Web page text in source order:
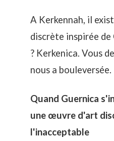
A Kerkennah, il
discrète inspirée de
? Kerkenica. Vous
nous a bouleversée.
Quand Guernica
une œuvre d'art
l'inacceptable